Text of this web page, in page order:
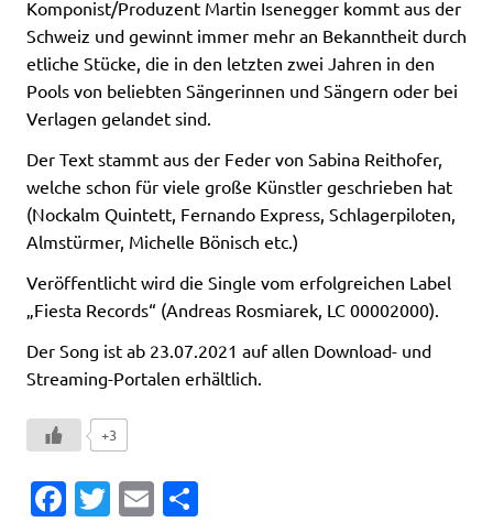
Komponist/Produzent Martin Isenegger kommt aus der
Schweiz und gewinnt immer mehr an Bekanntheit durch
etliche Stücke, die in den letzten zwei Jahren in den
Pools von beliebten Sängerinnen und Sängern oder bei
Verlagen gelandet sind.
Der Text stammt aus der Feder von Sabina Reithofer,
welche schon für viele große Künstler geschrieben hat
(Nockalm Quintett, Fernando Express, Schlagerpiloten,
Almstürmer, Michelle Bönisch etc.)
Veröffentlicht wird die Single vom erfolgreichen Label
„Fiesta Records“ (Andreas Rosmiarek, LC 00002000).
Der Song ist ab 23.07.2021 auf allen Download- und
Streaming-Portalen erhältlich.
+3
Fa T
E